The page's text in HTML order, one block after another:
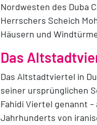
Nordwesten des Duba
Herrschers Scheich
Häusern und
Das
Das Altstadtviertel in
seiner ursprünglichen
Fahidi Viertel genannt
Jahrhunderts von